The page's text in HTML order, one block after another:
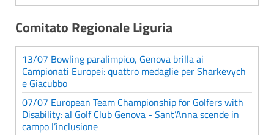
Comitato Regionale Liguria
13/07 Bowling paralimpico, Genova brilla ai
Campionati Europei: quattro medaglie per Sharkevych
e Giacubbo
07/07 European Team Championship for Golfers with
Disability: al Golf Club Genova - Sant’Anna scende in
campo l’inclusione